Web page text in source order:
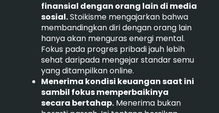
finansial dengan orang lain di media
sosial.Stoikisme mengajarkan bahwa
membandingkan diri dengan orang lain
hanya akan menguras energi mental.
Fokus pada progres pribadi jauh lebih
sehat daripada mengejar standar semu
yang ditampilkan online.
Menerima kondisi keuangan saat ini
sambil fokus memperbaikinya
secara bertahap.Menerima bukan